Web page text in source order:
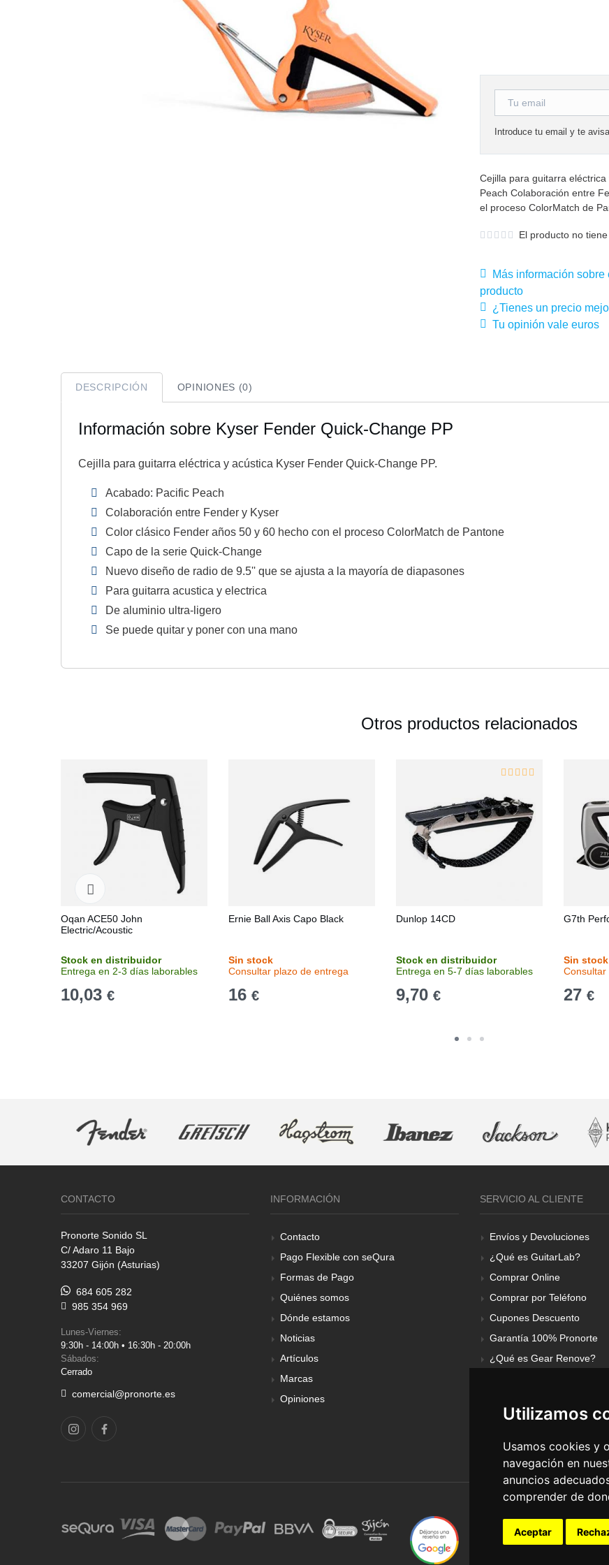
Utilizamos
Usamos cookies y
navegación en
anuncios
comprender de
Aceptar
Introduce tu email y te
Cejilla para guitarra
Peach Colaboración entre
el proceso ColorMatch de
El producto no
Más información sobre
producto
¿Tienes un precio
Tu opinión vale euros
DESCRIPCIÓN OPINIONES (0)
Información sobre Kyser Fender Quick-Change PP
Cejilla para guitarra eléctrica y acústica Kyser Fender Quick-Change PP.
Acabado: Pacific Peach
Colaboración entre Fender y Kyser
Color clásico Fender años 50 y 60 hecho con el proceso ColorMatch de Pantone
Capo de la serie Quick-Change
Nuevo diseño de radio de 9.5'' que se ajusta a la mayoría de diapasones
Para guitarra acustica y electrica
De aluminio ultra-ligero
Se puede quitar y poner con una mano
Otros productos relacionados
Oqan ACE50 John
Electric/Acoustic
Stock en distribuidor
Entrega en 2-3 días laborables
10,03 €
Ernie Ball Axis Capo Black
Sin stock
Consultar plazo de entrega
16 €
Dunlop 14CD
Stock en distribuidor
Entrega en 5-7 días laborables
9,70 €
G7th
Sin stock
Consultar
27 €
CONTACTO
Pronorte Sonido SL
C/ Adaro 11 Bajo
33207 Gijón (Asturias)
684 605 282
985 354 969
Lunes-Viernes:
9:30h - 14:00h • 16:30h - 20:00h
Sábados:
Cerrado
comercial@pronorte.es
INFORMACIÓN
Contacto
Pago Flexible con seQura
Formas de Pago
Quiénes somos
Dónde estamos
Noticias
Artículos
Marcas
Opiniones
SERVICIO AL CLIENTE
Envíos y Devoluciones
¿Qué es GuitarLab?
Comprar Online
Comprar por Teléfono
Cupones Descuento
Garantía 100% Pronorte
¿Qué es Gear Renove?